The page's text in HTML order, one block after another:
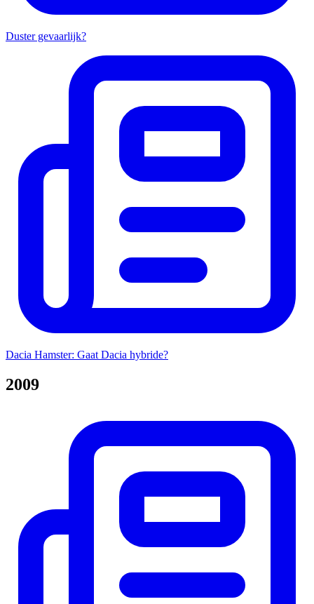
Duster gevaarlijk?
Dacia Hamster: Gaat Dacia hybride?
2009